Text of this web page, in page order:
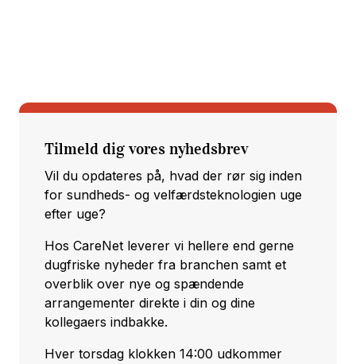
Tilmeld dig vores nyhedsbrev
Vil du opdateres på, hvad der rør sig inden
for sundheds- og velfærdsteknologien uge
efter uge?
Hos CareNet leverer vi hellere end gerne
dugfriske nyheder fra branchen samt et
overblik over nye og spændende
arrangementer direkte i din og dine
kollegaers indbakke.
Hver torsdag klokken 14:00 udkommer